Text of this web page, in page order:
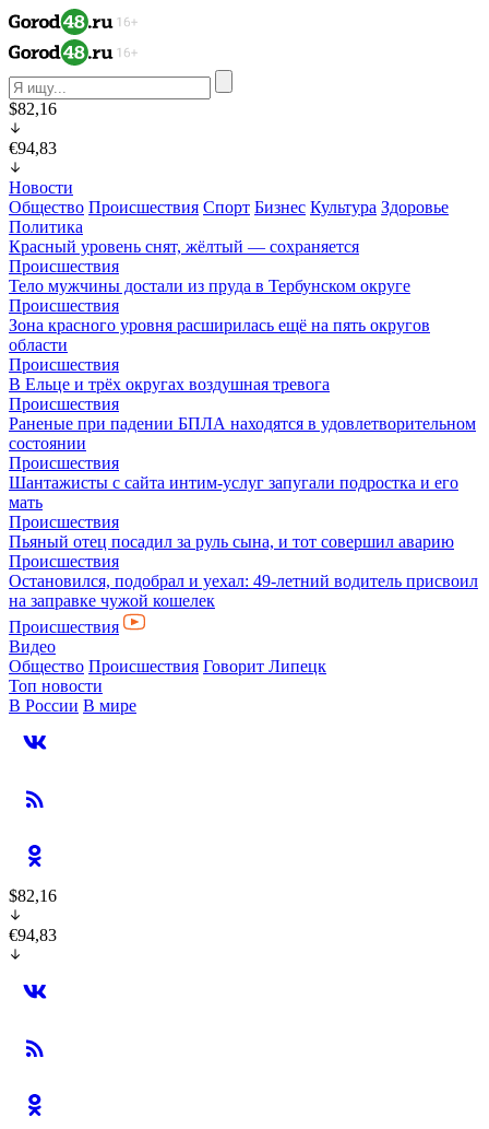
$82,16
€94,83
Новости
Общество Происшествия Спорт Бизнес Культура Здоровье
Политика
Красный уровень снят, жёлтый — сохраняется
Происшествия
Тело мужчины достали из пруда в Тербунском округе
Происшествия
Зона красного уровня расширилась ещё на пять округов
области
Происшествия
В Ельце и трёх округах воздушная тревога
Происшествия
Раненые при падении БПЛА находятся в удовлетворительном
состоянии
Происшествия
Шантажисты с сайта интим-услуг запугали подростка и его
мать
Происшествия
Пьяный отец посадил за руль сына, и тот совершил аварию
Происшествия
Остановился, подобрал и уехал: 49-летний водитель присвоил
на заправке чужой кошелек
Происшествия
Видео
Общество Происшествия Говорит Липецк
Топ новости
В России В мире
$82,16
€94,83